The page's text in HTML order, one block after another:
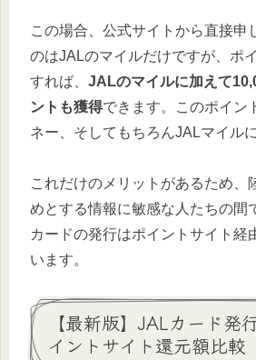
この場合、公式サイトから直接申
のはJALのマイルだけですが、ポ
すれば、 JALのマイルに加えて
ントも獲得できます。このポイン
ネー、そしてもちろんJALマイル
これだけのメリットがあるため、
めとする情報に敏感な人たちの間
カードの発行はポイントサイト経
います。
【最新版】JALカード発
イントサイト還元額比較